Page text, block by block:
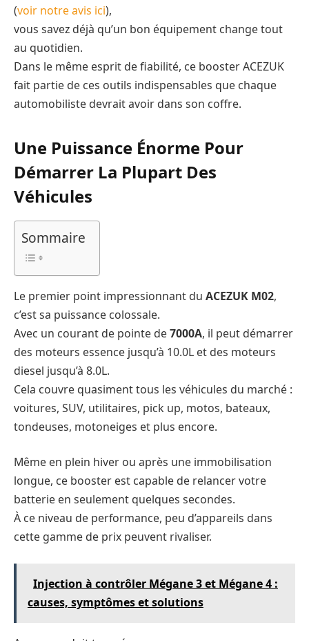
(voir notre avis ici),
vous savez déjà qu’un bon équipement change tout
au quotidien.
Dans le même esprit de fiabilité, ce booster ACEZUK
fait partie de ces outils indispensables que chaque
automobiliste devrait avoir dans son coffre.
Une Puissance Énorme Pour
Démarrer La Plupart Des
Véhicules
Sommaire
Le premier point impressionnant du ACEZUK M02,
c’est sa puissance colossale.
Avec un courant de pointe de7000A, il peut démarrer
des moteurs essence jusqu’à 10.0L et des moteurs
diesel jusqu’à 8.0L.
Cela couvre quasiment tous les véhicules du marché :
voitures, SUV, utilitaires, pick up, motos, bateaux,
tondeuses, motoneiges et plus encore.
Même en plein hiver ou après une immobilisation
longue, ce booster est capable de relancer votre
batterie en seulement quelques secondes.
À ce niveau de performance, peu d’appareils dans
cette gamme de prix peuvent rivaliser.
Injection à contrôler Mégane 3 et Mégane 4 :
causes, symptômes et solutions